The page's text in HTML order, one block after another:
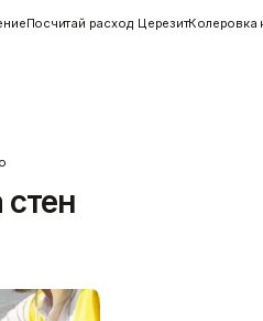
Посчитай расход ЦерезитКолеровка
Клей
покрытий
Показать больше